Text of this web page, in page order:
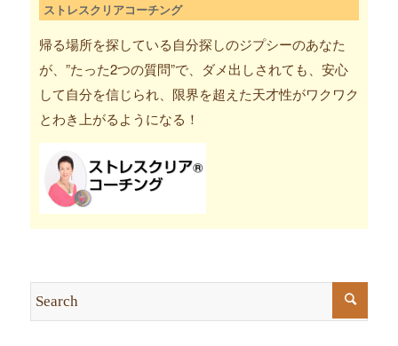
ストレスクリアコーチング
帰る場所を探している自分探しのジプシーのあなた
が、”たった2つの質問”で、ダメ出しされても、安心
して自分を信じられ、限界を超えた天才性がワクワク
とわき上がるようになる！